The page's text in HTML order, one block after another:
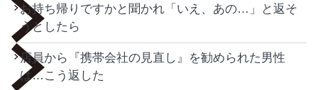
お持ち帰りですかと聞かれ「いえ、あの…」と返そ
うとしたら
店員から『携帯会社の見直し』を勧められた男性
は…こう返した